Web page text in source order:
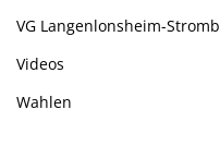
VG Langenlonsheim-
Videos
Wahlen